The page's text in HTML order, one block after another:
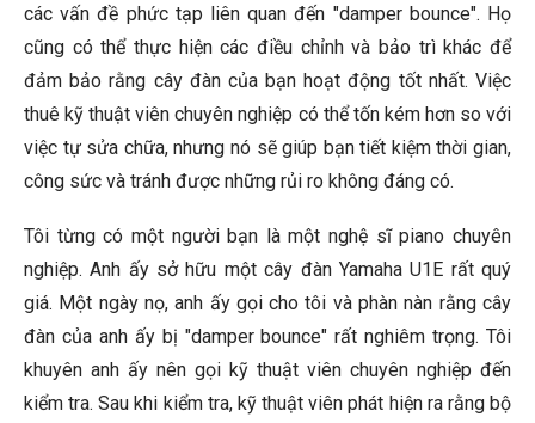
các vấn đề phức tạp liên quan đến "damper bounce". Họ
cũng có thể thực hiện các điều chỉnh và bảo trì khác để
đảm bảo rằng cây đàn của bạn hoạt động tốt nhất. Việc
thuê kỹ thuật viên chuyên nghiệp có thể tốn kém hơn so với
việc tự sửa chữa, nhưng nó sẽ giúp bạn tiết kiệm thời gian,
công sức và tránh được những rủi ro không đáng có.
Tôi từng có một người bạn là một nghệ sĩ piano chuyên
nghiệp. Anh ấy sở hữu một cây đàn Yamaha U1E rất quý
giá. Một ngày nọ, anh ấy gọi cho tôi và phàn nàn rằng cây
đàn của anh ấy bị "damper bounce" rất nghiêm trọng. Tôi
khuyên anh ấy nên gọi kỹ thuật viên chuyên nghiệp đến
kiểm tra. Sau khi kiểm tra, kỹ thuật viên phát hiện ra rằng bộ